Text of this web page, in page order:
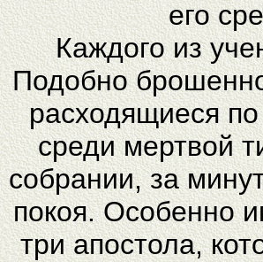
его
Каждого из
Подобно
расходящиеся
среди мертвой
собрании, за
покоя. Особенно
три апостола,